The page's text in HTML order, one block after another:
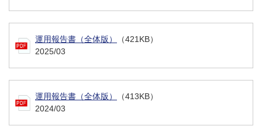
運用報告書（全体版）
（421KB）
2025/03
運用報告書（全体版）
（413KB）
2024/03